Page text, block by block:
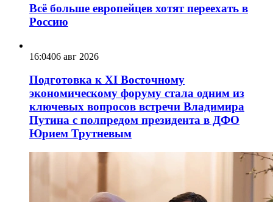
Всё больше европейцев хотят переехать в
Россию
16:0406 авг 2026
Подготовка к XI Восточному
экономическому форуму стала одним из
ключевых вопросов встречи Владимира
Путина с полпредом президента в ДФО
Юрием Трутневым